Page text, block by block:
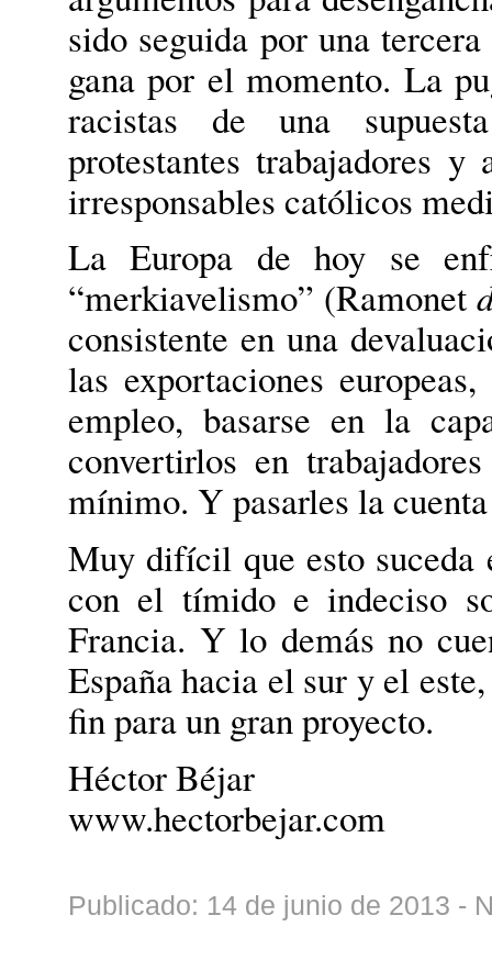
sido seguida por una
gana por el momento. La
racistas de una
protestantes trabajadores
irresponsables católicos
La Europa de hoy se
“merkiavelismo” (Ramonet
consistente en una
las exportaciones
empleo, basarse en la
convertirlos en
mínimo. Y pasarles la
Muy difícil que esto suceda
con el tímido e indeciso
Francia. Y lo demás no
España hacia el sur y el
fin para un gran proyecto.
Héctor Béjar
www.hectorbejar.com
Publicado: 14 de junio de 2013 -